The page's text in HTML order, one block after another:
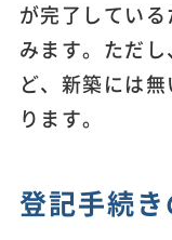
が完了してい
みます。ただ
ど、新築には
ります。
登記手続